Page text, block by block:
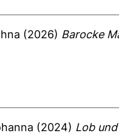
(2026) Barocke
(2024) Lob